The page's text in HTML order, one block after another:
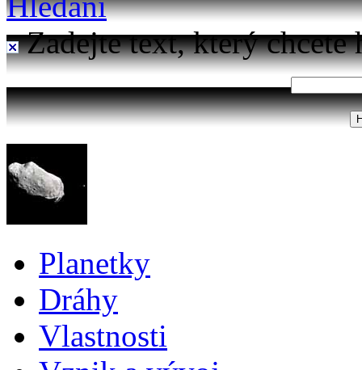
Zadejte text, který chcete
Planetky
Dráhy
Vlastnosti